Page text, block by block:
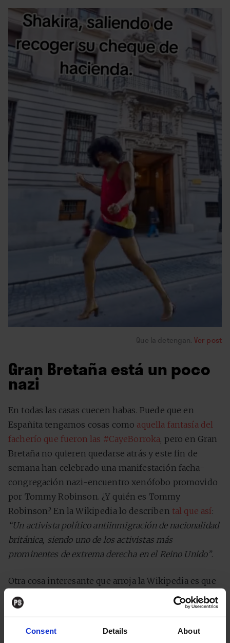
Consent Details About
Que la detengan. Ver post
Gran Bretaña está un poco
nazi
En todas las casas cuecen habas. Puede que en
Españita tengamos cosas como aquella fantasía del
facherío que fueron las #CayeBorroka, pero en Gran
Bretaña no quieren quedarse atrás y este fin de
semana han celebrado una manifestación facha-
congregación nazi-encuentro xenófobo promovido
por Tommy Robinson. ¿Y quién es Tommy
Robinson? En la Wikipedia lo describen tal que así:
“Un activista político antiinmigración de nacionalidad
británica, siendo uno de los activistas más
prominentes de extrema derecha en el Reino Unido”.
Otra cosa interesante que arroja la Wikipedia es que
este señor
no se llama realmente Tommy Robinson
sino Stephen Christopher Yaxley-Lennon. Y que, de